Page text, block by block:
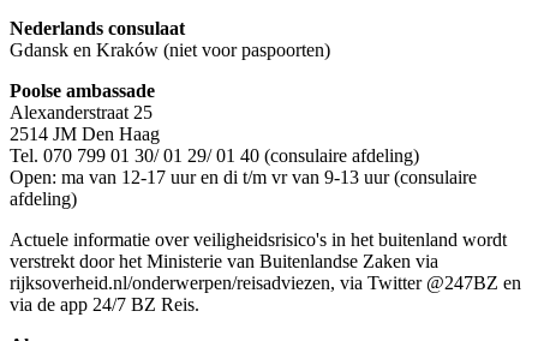
Nederlands consulaat
Gdansk en Kraków (niet voor paspoorten)
Poolse ambassade
Alexanderstraat 25
2514 JM Den Haag
Tel. 070 799 01 30/ 01 29/ 01 40 (consulaire afdeling)
Open: ma van 12-17 uur en di t/m vr van 9-13 uur (consulaire
afdeling)
Actuele informatie over veiligheidsrisico's in het buitenland wordt
verstrekt door het Ministerie van Buitenlandse Zaken via
rijksoverheid.nl/onderwerpen/reisadviezen, via Twitter @247BZ en
via de app 24/7 BZ Reis.